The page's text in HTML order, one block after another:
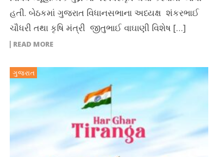
હતી. બેઠકમાં ગુજરાત વિધાનસભાના અધ્યક્ષ શંકરભાઈ
ચૌધરી તથા કૃષિ મંત્રી જીતુભાઈ વાઘાણી વિશેષ […]
READ MORE
ગુજરાત